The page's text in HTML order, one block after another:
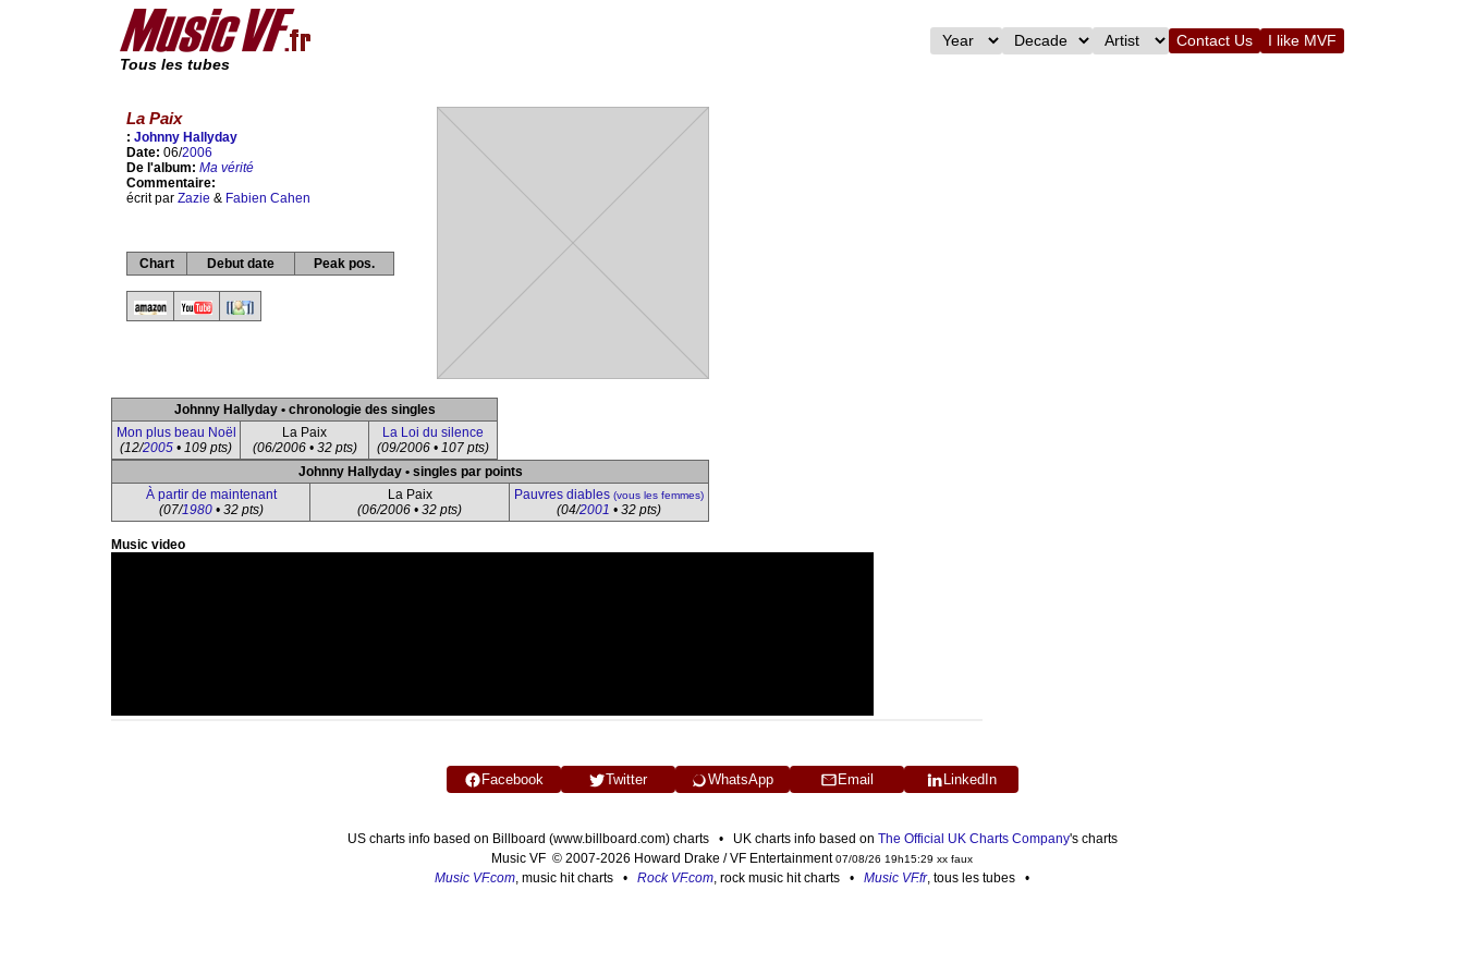
Tous les tubes
Contact Us I like MVF
La Paix
: Johnny Hallyday
Date: 06/2006
De l'album: Ma vérité
Commentaire:
écrit par Zazie & Fabien Cahen
Chart Debut date Peak pos.
Johnny Hallyday • chronologie des singles
Mon plus beau Noël
(12/2005 • 109 pts)
La Paix
(06/2006 • 32 pts)
La Loi du silence
(09/2006 • 107 pts)
Johnny Hallyday • singles par points
À partir de maintenant
(07/1980• 32 pts)
La Paix
(06/2006 • 32 pts)
Pauvres diables (vous les femmes)
(04/2001 • 32 pts)
Music video
Facebook Twitter WhatsApp Email LinkedIn
US charts info based on Billboard (www.billboard.com) charts • UK charts info based on The Official UK Charts Company's charts
Music VF © 2007-2026 Howard Drake / VF Entertainment07/08/26 19h15:29 xx faux
Music VF.com, music hit charts • Rock VF.com, rock music hit charts • Music VF.fr, tous les tubes •